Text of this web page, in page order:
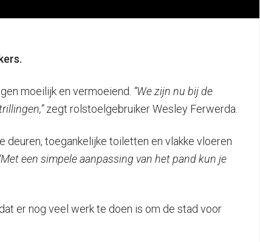
moeilijk en vermoeiend. “We zijn nu bij de
zegt rolstoelgebruiker Wesley Ferwerda.
toegankelijke toiletten en vlakke vloeren
een simpele aanpassing van het pand kun je
er nog veel werk te doen is om de stad voor